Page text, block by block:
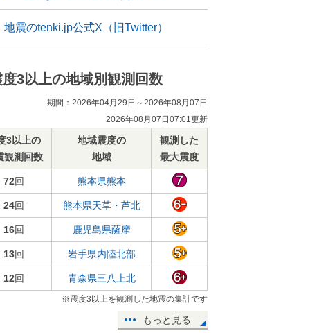
地震のtenki.jp公式X（旧Twitter）
度3以上の地域別観測回数
期間：2026年04月29日～2026年08月07日
2026年08月07日07:01更新
3以上の
観測回数
地域震度の
地域
観測した
最大震度
72回 熊本県熊本
24回 熊本県天草・芦北
16回 鹿児島県薩摩
13回 岩手県内陸北部
12回 青森県三八上北
※震度3以上を観測した地震の集計です
もっと見る